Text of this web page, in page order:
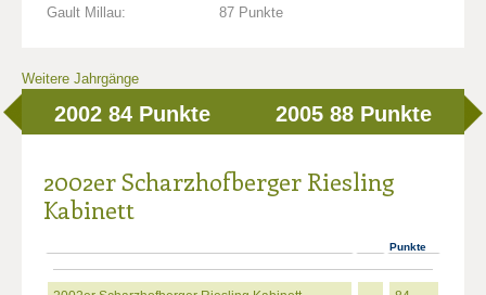
Gault Millau:
87 Punkte
Weitere Jahrgänge
2002 84 Punkte 2005 88 Punkte
2002er Scharzhofberger Riesling
Kabinett
Punkte